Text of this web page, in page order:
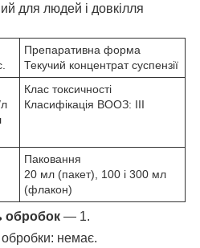
для людей і довкілля
Препаративна форма
Текучий концентрат суспензії
Клас токсичності
Класифікація ВООЗ: III
Паковання
20 мл (пакет), 100 і 300 мл
(флакон)
обробок — 1.
обробки: немає.